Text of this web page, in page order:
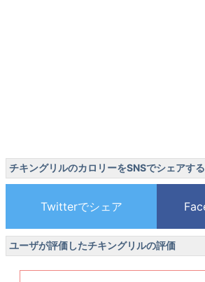
チキングリルのカロリーをSNSでシェアする
ユーザが評価したチキングリルの評価